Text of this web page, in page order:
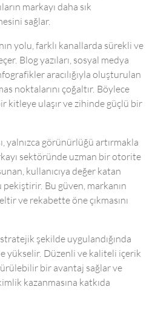
markayı daha sık
sağlar.
yolu, farklı kanallarda sürekli ve
Blog yazıları, sosyal medya
aracılığıyla oluşturulan
noktalarını çoğaltır. Böylece
kitleye ulaşır ve zihinde güçlü bir
yalnızca görünürlüğü artırmakla
sektöründe uzman bir otorite
kullanıcıya değer katan
Bu güven, markanın
ve rekabette öne çıkmasını
şekilde uygulandığında
yükselir. Düzenli ve kaliteli içerik
bir avantaj sağlar ve
kazanmasına katkıda